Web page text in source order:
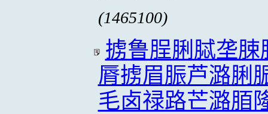
(1465100)
掳鲁脭脷脦垄
脣掳眉脤芦潞脷
毛卤禄路芒潞脜